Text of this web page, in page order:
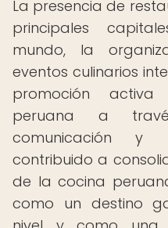
La presencia de
principales
mundo, la
eventos culinarios
promoción
peruana a
comunicación y
contribuido a
de la cocina
como un destino